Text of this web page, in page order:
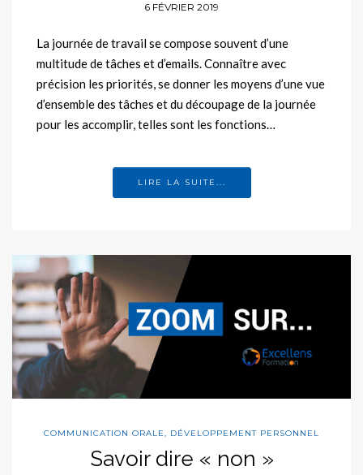
6 FÉVRIER 2019
La journée de travail se compose souvent d’une
multitude de tâches et d’emails. Connaître avec
précision les priorités, se donner les moyens d’une vue
d’ensemble des tâches et du découpage de la journée
pour les accomplir, telles sont les fonctions…
LIRE LA SUITE...
COMMUNICATION ORALE, DÉVELOPPEMENT PERSONNEL
Savoir dire « non »